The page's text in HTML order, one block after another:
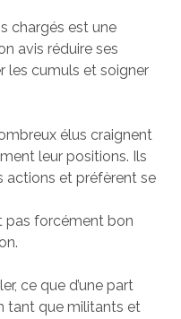
chargés est une
avis réduire ses
les cumuls et soigner
élus craignent
leur positions. Ils
actions et préfèrent se
pas forcément bon
ce que d’une part
tant que militants et